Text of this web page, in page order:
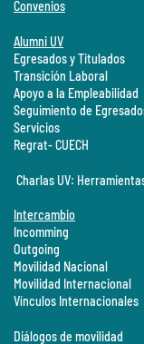
Convenios
Alumni UV
Egresados y Titulados
Transición Laboral
Apoyo a la Empleabilidad
Seguimiento de
Servicios
Regrat- CUECH
Charlas UV:
Intercambio
Incomming
Outgoing
Movilidad Nacional
Movilidad Internacional
Vínculos Internacionales
Diálogos de movilidad